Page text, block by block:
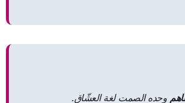
وحده الصمت لغة العشّاق.